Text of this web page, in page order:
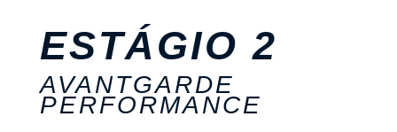
ESTÁGIO 2
AVANTGARDE
PERFORMANCE